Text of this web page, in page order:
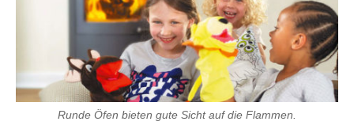
Runde Öfen bieten gute Sicht auf die Flammen.